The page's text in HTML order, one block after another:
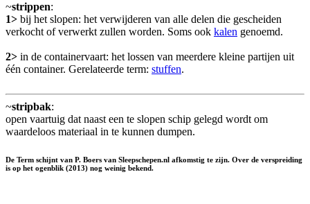
~strippen:
1> bij het slopen: het verwijderen van alle delen die gescheiden
verkocht of verwerkt zullen worden. Soms ook kalen genoemd.
2> in de containervaart: het lossen van meerdere kleine partijen uit
één container. Gerelateerde term: stuffen.
~stripbak:
open vaartuig dat naast een te slopen schip gelegd wordt om
waardeloos materiaal in te kunnen dumpen.
De Term schijnt van P. Boers van Sleepschepen.nl afkomstig te zijn. Over de verspreiding
is op het ogenblik (2013) nog weinig bekend.